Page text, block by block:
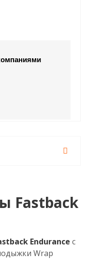
Fastback
Endurance с
Wrap